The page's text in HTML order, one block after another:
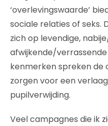
‘overlevingswaarde’
sociale relaties of seks.
zich op levendige,
afwijkende/
kenmerken spreken de
zorgen voor een
pupilverwijding.
Veel campagnes die ik